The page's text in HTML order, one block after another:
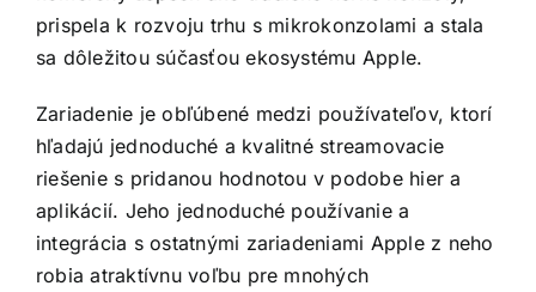
prispela k rozvoju trhu s mikrokonzolami a stala
sa dôležitou súčasťou ekosystému Apple.
Zariadenie je obľúbené medzi používateľov, ktorí
hľadajú jednoduché a kvalitné streamovacie
riešenie s pridanou hodnotou v podobe hier a
aplikácií. Jeho jednoduché používanie a
integrácia s ostatnými zariadeniami Apple z neho
robia atraktívnu voľbu pre mnohých